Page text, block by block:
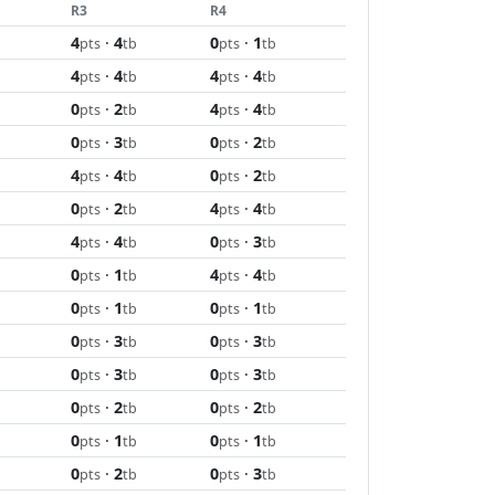
R3 R4
4pts · 4tb 0pts · 1tb
4pts · 4tb 4pts · 4tb
0pts · 2tb 4pts · 4tb
0pts · 3tb 0pts · 2tb
4pts · 4tb 0pts · 2tb
0pts · 2tb 4pts · 4tb
4pts · 4tb 0pts · 3tb
0pts · 1tb 4pts · 4tb
0pts · 1tb 0pts · 1tb
0pts · 3tb 0pts · 3tb
0pts · 3tb 0pts · 3tb
0pts · 2tb 0pts · 2tb
0pts · 1tb 0pts · 1tb
0pts · 2tb 0pts · 3tb